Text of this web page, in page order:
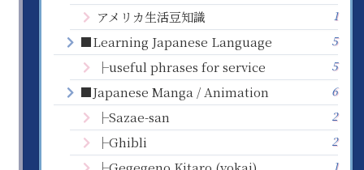
アメリカ生活豆知識 1
■Learning Japanese Language 5
├useful phrases for service 5
■Japanese Manga / Animation 6
├Sazae-san 2
├Ghibli 2
1